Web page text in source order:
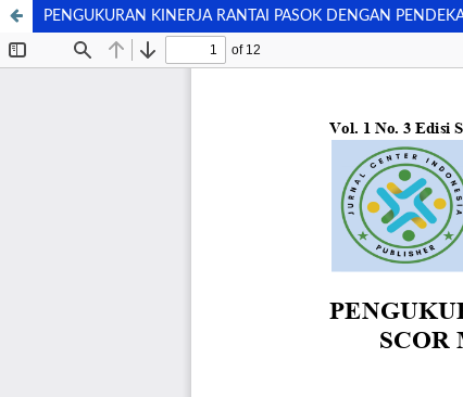
PENGUKURAN KINERJA RANTAI PASOK DENGAN